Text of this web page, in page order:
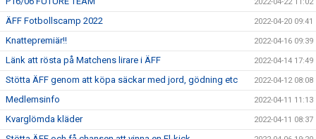
2022-04-22 11:02
ÄFF Fotbollscamp 2022 2022-04-20 09:41
Knattepremiär!! 2022-04-16 09:39
Länk att rösta på Matchens lirare i ÄFF 2022-04-14 17:49
Stötta ÄFF genom att köpa säckar med jord, gödning etc 2022-04-12 08:08
Medlemsinfo 2022-04-11 11:13
Kvarglömda kläder 2022-04-11 08:37